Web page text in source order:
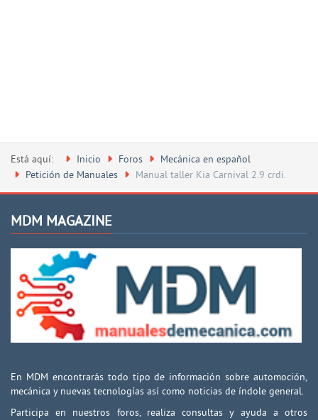
Está aquí: Inicio Foros
Mecánica en español
Petición de Manuales
Manual taller Kia Carnival 2.9 crdi.
MDM MAGAZINE
En MDM encontrarás todo tipo de información sobre automoción,
mecánica y nuevas tecnologías así como noticias de índole general.
Participa en nuestros foros, realiza consultas y ayuda a otros